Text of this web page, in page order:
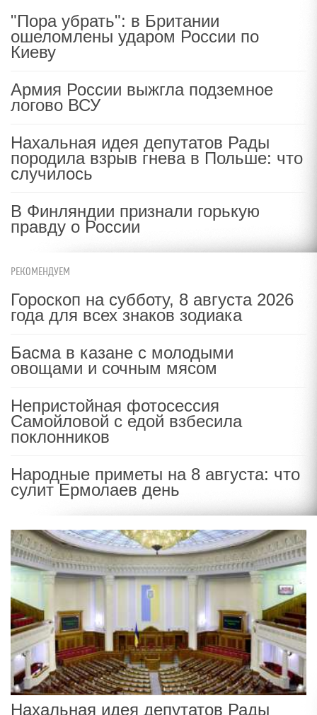
"Пора убрать": в Британии
ошеломлены ударом России по
Киеву
Армия России выжгла подземное
логово ВСУ
Нахальная идея депутатов Рады
породила взрыв гнева в Польше: что
случилось
В Финляндии признали горькую
правду о России
РЕКОМЕНДУЕМ
Гороскоп на субботу, 8 августа 2026
года для всех знаков зодиака
Басма в казане с молодыми
овощами и сочным мясом
Непристойная фотосессия
Самойловой с едой взбесила
поклонников
Народные приметы на 8 августа: что
сулит Ермолаев день
Нахальная идея депутатов Рады